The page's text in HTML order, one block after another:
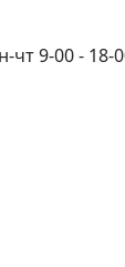
чт 9-00 - 18-